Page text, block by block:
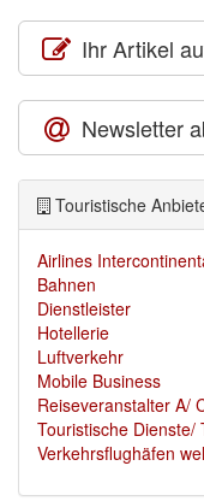
Ihr Artikel
Newsletter
Touristische
Airlines
Bahnen
Dienstleister
Hotellerie
Luftverkehr
Mobile Business
Reiseveranstalter A/
Touristische Dienste/
Verkehrsflughäfen